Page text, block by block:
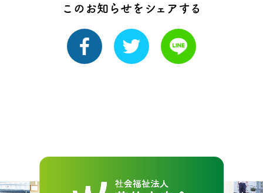
このお知らせをシェアする